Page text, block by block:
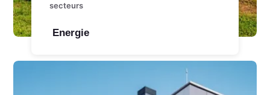
secteurs
Energie